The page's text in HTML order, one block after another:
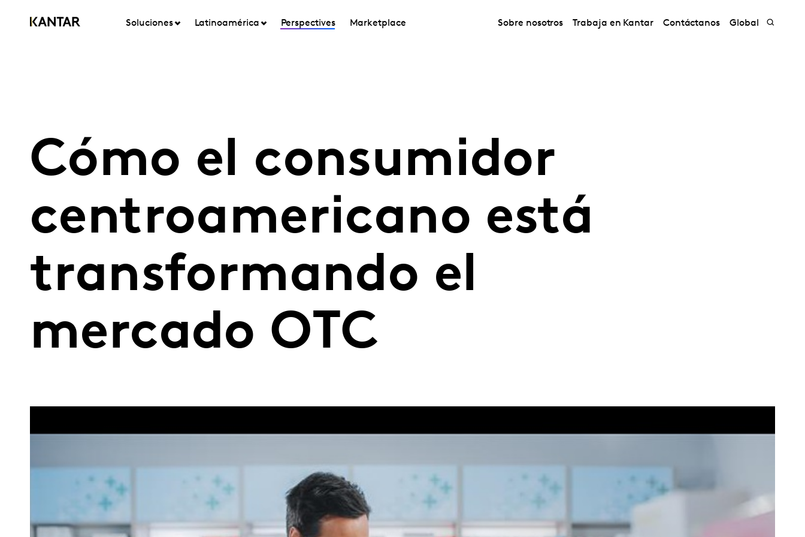
Soluciones Latinoamérica Perspectives Marketplace Sobre nosotros Trabaja en Kantar Contáctanos Global
Cómo el consumidor
centroamericano está
transformando el
mercado OTC